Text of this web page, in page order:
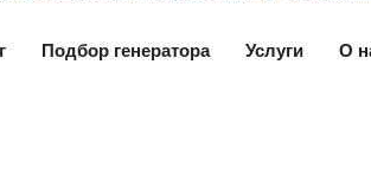
Подбор генератора Услуги О